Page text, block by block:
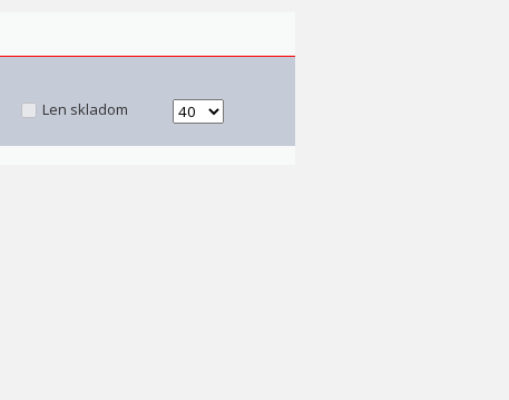
Len skladom